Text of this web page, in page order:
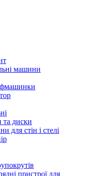
машини
та диски
для стін і стелі
пристрої для